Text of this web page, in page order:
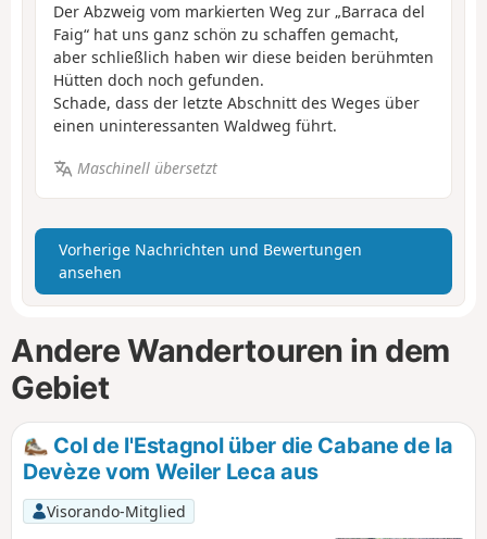
Der Abzweig vom markierten Weg zur „Barraca del
Faig“ hat uns ganz schön zu schaffen gemacht,
aber schließlich haben wir diese beiden berühmten
Hütten doch noch gefunden.
Schade, dass der letzte Abschnitt des Weges über
einen uninteressanten Waldweg führt.
Maschinell übersetzt
Vorherige Nachrichten und Bewertungen
ansehen
Andere Wandertouren in dem
Gebiet
Col de l'Estagnol über die Cabane de la
Devèze vom Weiler Leca aus
Visorando-Mitglied